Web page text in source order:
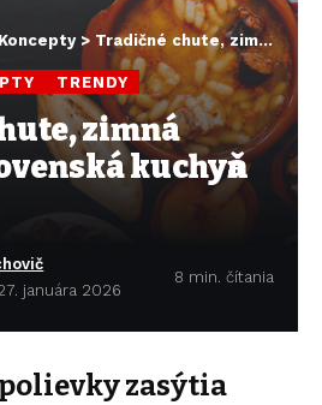
Koncepty> Tradičné chute, zimná pohoda: slovenská kuchyňa dnes
TRENDY
zimná
kuchyňa
januára 2026
8 min. čítania
zasýtia